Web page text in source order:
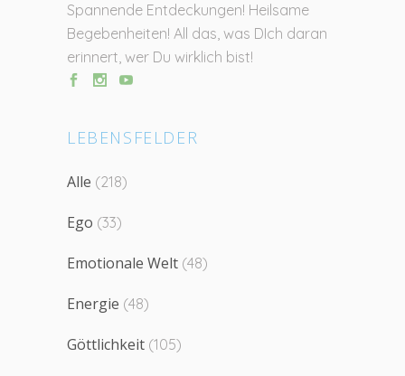
Spannende Entdeckungen! Heilsame
Begebenheiten! All das, was DIch daran
erinnert, wer Du wirklich bist!
LEBENSFELDER
Alle (218)
Ego (33)
Emotionale Welt (48)
Energie (48)
Göttlichkeit (105)